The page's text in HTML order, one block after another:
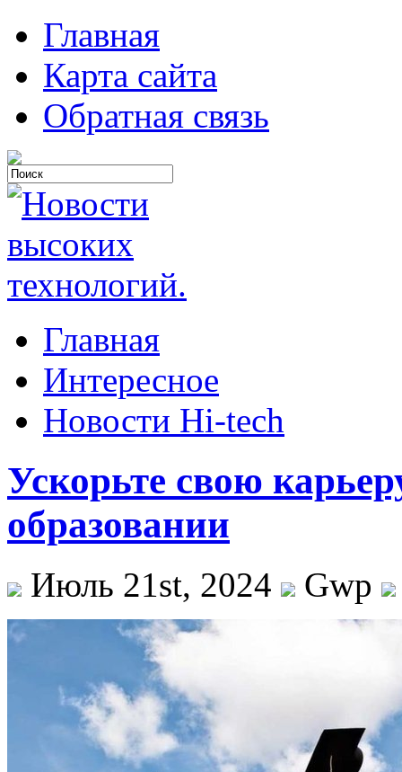
Главная
Карта сайта
Обратная связь
Главная
Интересное
Новости Hi-tech
Ускорьте свою
образовании
Июль 21st, 2024 Gwp